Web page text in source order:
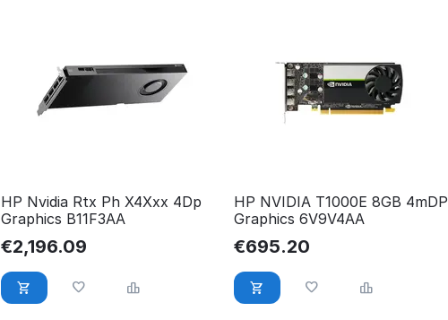
HP Nvidia Rtx Ph X4Xxx 4Dp
Graphics B11F3AA
€2,196.09
HP NVIDIA T1000E 8GB 4mDP
Graphics 6V9V4AA
€695.20